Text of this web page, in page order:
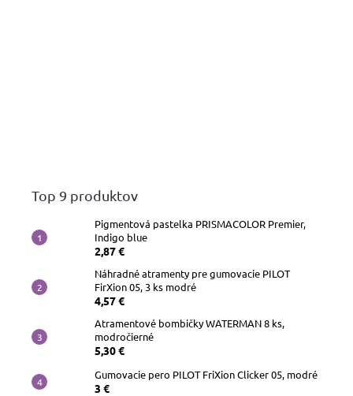
Top 9 produktov
Pigmentová pastelka PRISMACOLOR Premier,
Indigo blue
2,87 €
Náhradné atramenty pre gumovacie PILOT
FirXion 05, 3 ks modré
4,57 €
Atramentové bombičky WATERMAN 8 ks,
modročierné
5,30 €
Gumovacie pero PILOT FriXion Clicker 05, modré
3 €